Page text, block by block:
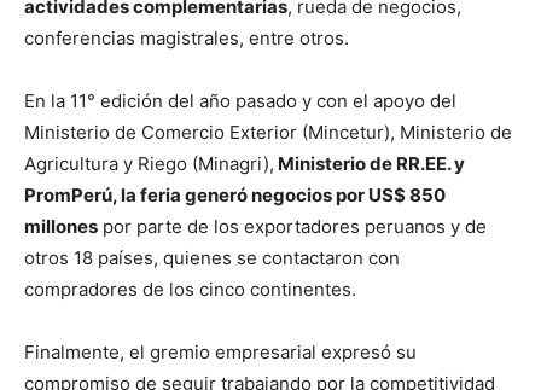
actividades complementarias, rueda de negocios,
conferencias magistrales, entre otros.
En la 11° edición del año pasado y con el apoyo del
Ministerio de Comercio Exterior (Mincetur), Ministerio de
Agricultura y Riego (Minagri), Ministerio de RR.EE. y
PromPerú, la feria generó negocios por US$ 850
millones por parte de los exportadores peruanos y de
otros 18 países, quienes se contactaron con
compradores de los cinco continentes.
Finalmente, el gremio empresarial expresó su
compromiso de seguir trabajando por la competitividad